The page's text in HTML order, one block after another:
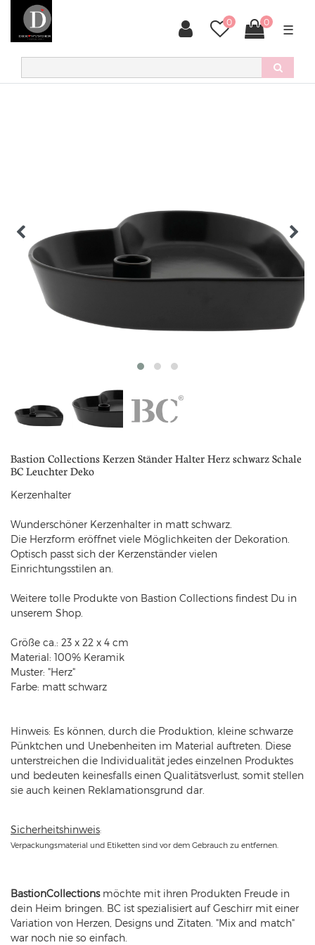
0 0
☰
Bastion Collections Kerzen Ständer Halter Herz schwarz Schale
BC Leuchter Deko
Kerzenhalter
Wunderschöner Kerzenhalter in matt schwarz.
Die Herzform eröffnet viele Möglichkeiten der Dekoration.
Optisch passt sich der Kerzenständer vielen
Einrichtungsstilen an.
Weitere tolle Produkte von Bastion Collections findest Du in
unserem Shop.
Größe ca.: 23 x 22 x 4 cm
Material: 100% Keramik
Muster: "Herz"
Farbe: matt schwarz
Hinweis: Es können, durch die Produktion, kleine schwarze
Pünktchen und Unebenheiten im Material auftreten. Diese
unterstreichen die Individualität jedes einzelnen Produktes
und bedeuten keinesfalls einen Qualitätsverlust, somit stellen
sie auch keinen Reklamationsgrund dar.
Sicherheitshinweis:
Verpackungsmaterial und Etiketten sind vor dem Gebrauch zu entfernen.
BastionCollectionsmöchte mit ihren Produkten Freude in
dein Heim bringen. BC ist spezialisiert auf Geschirr mit einer
Variation von Herzen, Designs und Zitaten. "Mix and match"
war noch nie so einfach.